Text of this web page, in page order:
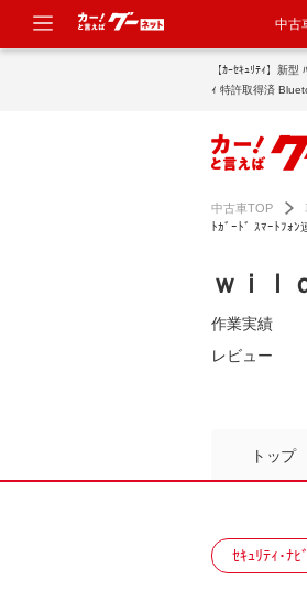
中古
【ｶｰｾｷｭﾘﾃｨ】新型 ﾊｲｴｰｽ 9型 Z-GUARD3 ｾﾞｯﾄｶﾞｰﾄ
ｨ 特許取得済
中古車TOP
ﾄｶﾞｰﾄﾞ ｽﾏｰﾄﾌｫﾝ
ｗｉｌ
作業実績
レビュー
トップ
ｾｷｭﾘﾃｨ･ﾅﾋ